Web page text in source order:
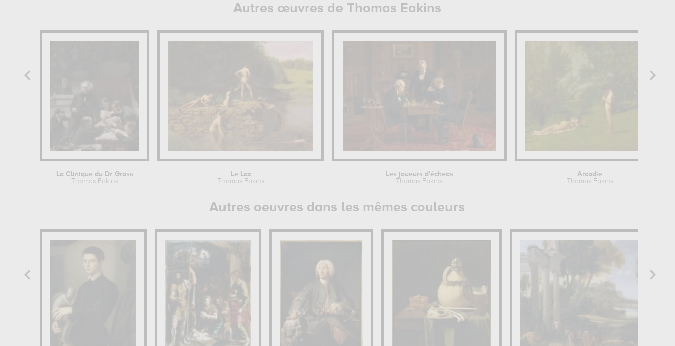
Autres œuvres de Thomas Eakins
La Clinique du Dr Gross
Thomas Eakins
Le Lac
Thomas Eakins
Les joueurs d'échecs
Thomas Eakins
Arcadie
Thomas Eakins
Autres oeuvres dans les mêmes couleurs